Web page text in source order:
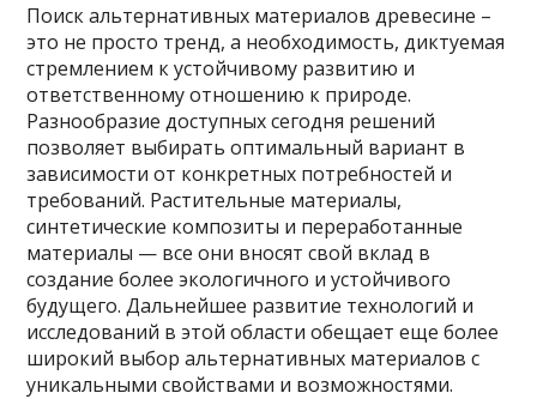
Поиск альтернативных материалов древесине –
это не просто тренд, а необходимость, диктуемая
стремлением к устойчивому развитию и
ответственному отношению к природе.
Разнообразие доступных сегодня решений
позволяет выбирать оптимальный вариант в
зависимости от конкретных потребностей и
требований. Растительные материалы,
синтетические композиты и переработанные
материалы — все они вносят свой вклад в
создание более экологичного и устойчивого
будущего. Дальнейшее развитие технологий и
исследований в этой области обещает еще более
широкий выбор альтернативных материалов с
уникальными свойствами и возможностями.